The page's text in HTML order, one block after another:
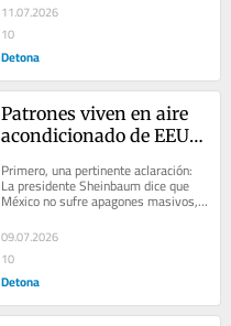
11.07.2026
10
Detona
Patrones viven en aire
acondicionado de EEUU
apagones mexicanos.
Versión corregida y
Primero, una pertinente aclaración:
La presidente Sheinbaum dice que
México no sufre apagones masivos,
sino interrupciones del servicio...
09.07.2026
10
Detona